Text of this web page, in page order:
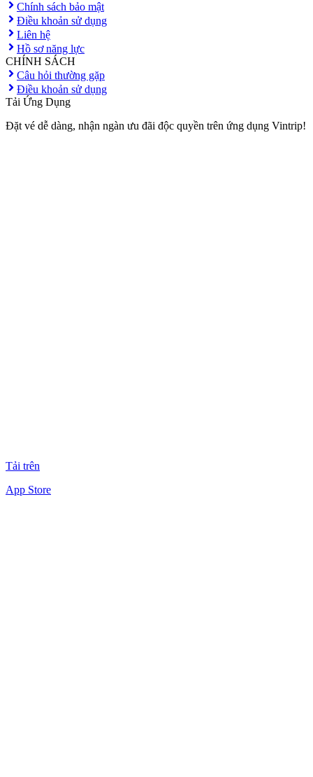
Chính sách bảo mật
Điều khoản sử dụng
Liên hệ
Hồ sơ năng lực
CHÍNH SÁCH
Câu hỏi thường gặp
Điều khoản sử dụng
Tải Ứng Dụng
Đặt vé dễ dàng, nhận ngàn ưu đãi độc quyền trên ứng dụng Vintrip!
Tải trên
App Store